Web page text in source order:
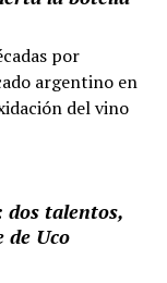
por
argentino en
del vino
talentos,
de Uco